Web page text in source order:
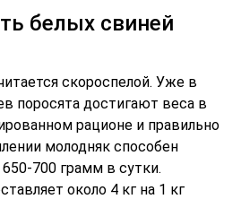
белых свиней
скороспелой. Уже в
поросята достигают веса в
рационе и правильно
молодняк способен
700 грамм в сутки.
около 4 кг на 1 кг